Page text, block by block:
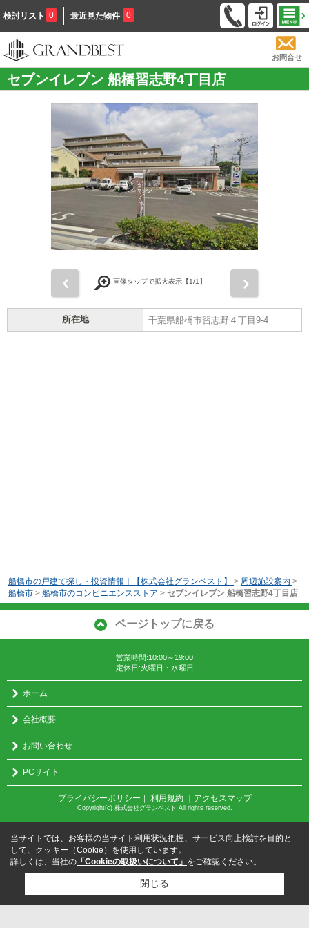
検討リスト 0 最近見た物件 0
お問合せ
セブンイレブン 船橋習志野4丁目店
画像タップで拡大表示【1/1】
所在地 千葉県船橋市習志野４丁目9-4
船橋市の戸建て探し・投資情報｜【株式会社グランベスト】 > 周辺施設案内 >
船橋市 > 船橋市のコンビニエンスストア > セブンイレブン 船橋習志野4丁目店
ページトップに戻る
営業時間:10:00～19:00
定休日:火曜日・水曜日
ホーム
会社概要
お問い合わせ
PCサイト
プライバシーポリシー ｜ 利用規約 ｜アクセスマップ
Copyright(c) 株式会社グランベスト All rights reserved.
当サイトでは、お客様の当サイト利用状況把握、サービス向上検討を目的と
して、クッキー（Cookie）を使用しています。
詳しくは、当社の 「Cookieの取扱いについて」 をご確認ください。
閉じる